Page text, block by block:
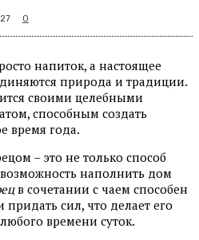
0
напиток, а настоящее
природа и традиции.
своими целебными
способным создать
время года.
– это не только способ
наполнить дом
в сочетании с чаем способен
придать сил, что делает его
времени суток.